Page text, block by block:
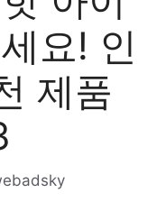
요! 인
제품